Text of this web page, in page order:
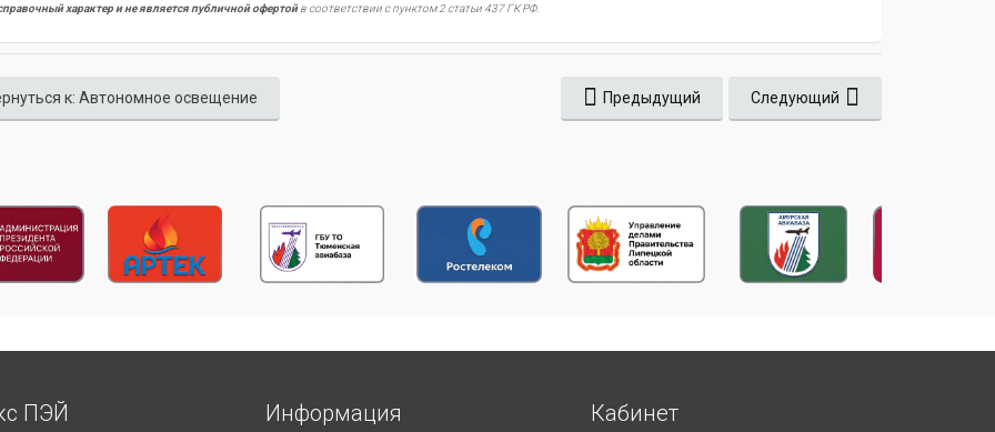
характер и не является публичной офертойв соответствии с пунктом 2 статьи 437 ГК РФ.
к: Автономное освещение Предыдущий Следующий
ПЭЙ Информация Кабинет